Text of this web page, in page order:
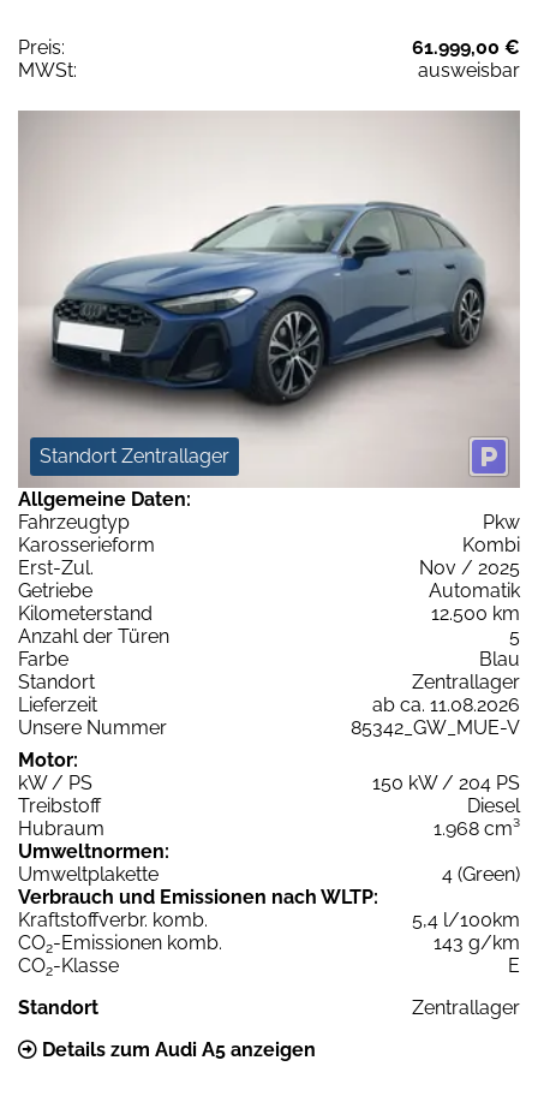
Preis:
61.999,00 €
MWSt:
ausweisbar
Standort Zentrallager
Allgemeine Daten:
Fahrzeugtyp
Pkw
Karosserieform
Kombi
Erst-Zul.
Nov / 2025
Getriebe
Automatik
Kilometerstand
12.500 km
Anzahl der Türen
5
Farbe
Blau
Standort
Zentrallager
Lieferzeit
ab ca. 11.08.2026
Unsere Nummer
85342_GW_MUE-V
Motor:
kW / PS
150 kW / 204 PS
Treibstoff
Diesel
Hubraum
1.968 cm³
Umweltnormen:
Umweltplakette
4 (Green)
Verbrauch und Emissionen nach WLTP:
Kraftstoffverbr. komb.
5,4 l/100km
CO2-Emissionen komb.
143 g/km
CO2-Klasse
E
Standort
Zentrallager
Details zum Audi A5 anzeigen